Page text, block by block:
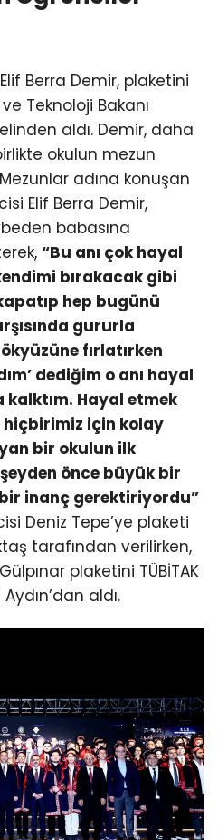
Berra Demir, plaketini
Teknoloji Bakanı
aldı. Demir, daha
okulun mezun
adına konuşan
Elif Berra Demir,
babasına
“Bu anı çok hayal
bırakacak gibi
hep bugünü
gururla
fırlatırken
dediğim o anı hayal
Hayal etmek
hiçbirimiz için kolay
bir okulun ilk
önce büyük bir
inanç gerektiriyordu”
Deniz Tepe’ye plaketi
tarafından verilirken,
plaketini TÜBİTAK
aldı.